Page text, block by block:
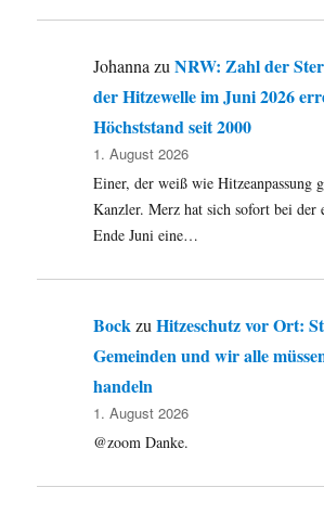
B7n
und
das
Schicksal
Leserbriefs.
Johanna zuNRW: Zahl der
der Hitzewelle im Juni 2026
Höchststand seit 2000
1. August 2026
Einer, der weiß wie Hitzeanpassung
Kanzler. Merz hat sich sofort bei der
Ende Juni eine…
BockzuHitzeschutz vor Ort:
Gemeinden und wir alle
handeln
1. August 2026
@zoom Danke.